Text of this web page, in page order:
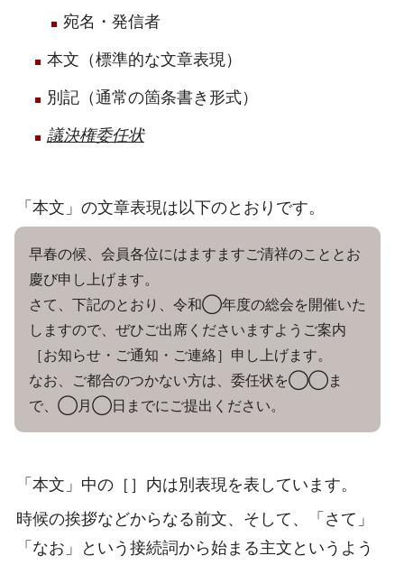
宛名・発信者
本文（標準的な文章表現）
別記（通常の箇条書き形式）
議決権委任状
「本文」の文章表現は以下のとおりです。
早春の候、会員各位にはますますご清祥のこととお
慶び申し上げます。
さて、下記のとおり、令和◯年度の総会を開催いた
しますので、ぜひご出席くださいますようご案内
［お知らせ・ご通知・ご連絡］申し上げます。
なお、ご都合のつかない方は、委任状を◯◯ま
で、◯月◯日までにご提出ください。
「本文」中の［］内は別表現を表しています。
時候の挨拶などからなる前文、そして、「さて」
「なお」という接続詞から始まる主文というよう